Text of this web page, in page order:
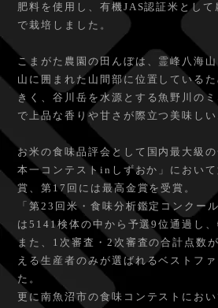
肥料を使用し、有機JAS認証米として
で栽培しました。
こまがた農園の田んぼは、霊峰八海
山に囲まれた山間部に位置している
きく、谷川岳を水源とする魚野川の
で上品な香りや甘さが際立つ美味しい
お米の食味品評会として国内最大級
本一コンテストinしずおか」におい
賞、第17回には最高金賞を受賞。
「第23回米・食味分析鑑定コンクー
は5141検体の中から予選9位通過し、
また、1次審査・2次審査の合計点
える生産者のみが選ばれるベストフ
た。
更に南魚沼市の食味コンテストにお